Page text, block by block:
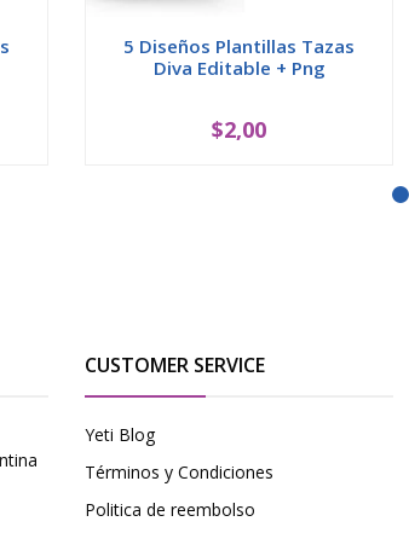
5 Diseños Plantillas Tazas
Diva Editable + Png
$2,00
CUSTOMER SERVICE
Yeti Blog
Términos y Condiciones
Politica de reembolso